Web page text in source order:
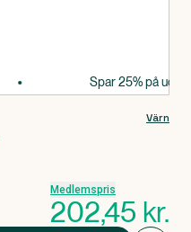
Spar 25% på
Värn
Medlemspris
202,45 kr.